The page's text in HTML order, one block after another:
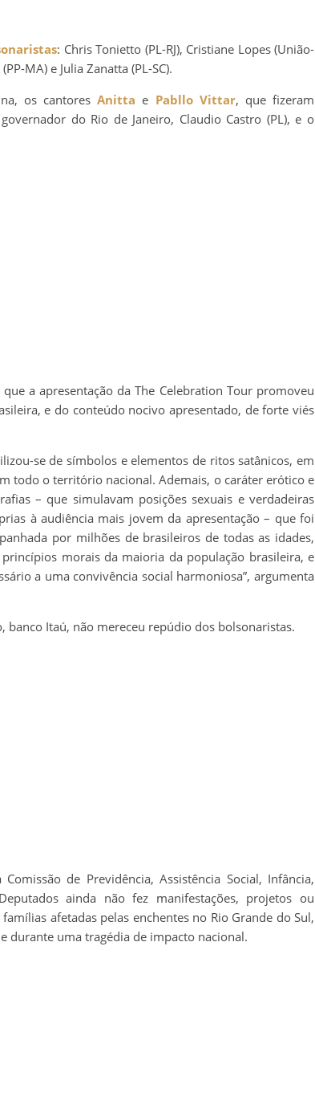
: Chris Tonietto (PL-RJ), Cristiane Lopes (União-
MA) e Julia Zanatta (PL-SC).
os cantoresAnitta e Pabllo Vittar, que fizeram
do Rio de Janeiro, Claudio Castro (PL), e o
a apresentação da The Celebration Tour promoveu
e do conteúdo nocivo apresentado, de forte viés
se de símbolos e elementos de ritos satânicos, em
todo o território nacional. Ademais, o caráter erótico e
– que simulavam posições sexuais e verdadeiras
à audiência mais jovem da apresentação – que foi
por milhões de brasileiros de todas as idades,
morais da maioria da população brasileira, e
a uma convivência social harmoniosa”, argumenta
banco Itaú, não mereceu repúdio dos bolsonaristas.
de Previdência, Assistência Social, Infância,
ainda não fez manifestações, projetos ou
afetadas pelas enchentes no Rio Grande do Sul,
durante uma tragédia de impacto nacional.